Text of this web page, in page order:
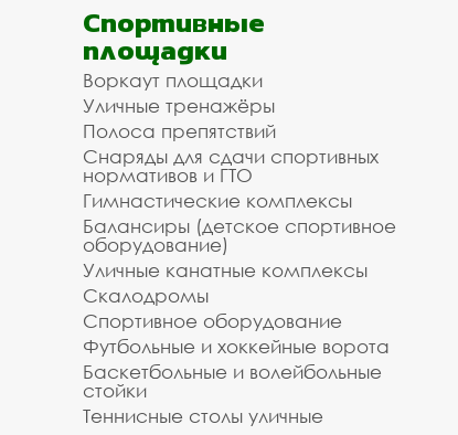
Спортивные
площадки
Воркаут площадки
Уличные тренажёры
Полоса препятствий
Снаряды для сдачи спортивных
нормативов и ГТО
Гимнастические комплексы
Балансиры (детское спортивное
оборудование)
Уличные канатные комплексы
Скалодромы
Спортивное оборудование
Футбольные и хоккейные ворота
Баскетбольные и волейбольные
стойки
Теннисные столы уличные